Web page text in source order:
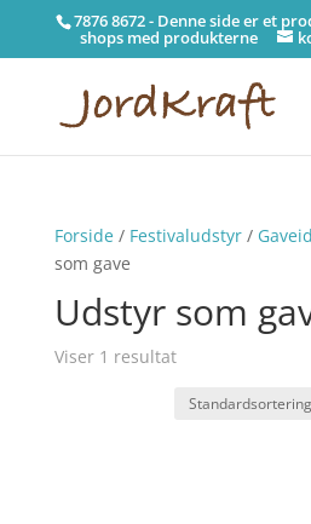
7876 8672 - Denne side er et
shops med produkterne
Forside/ Festivaludstyr/
som gave
Udstyr som
Viser 1 resultat